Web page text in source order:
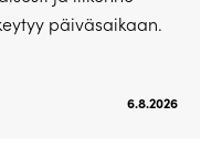
päiväsaikaan.
6.8.2026